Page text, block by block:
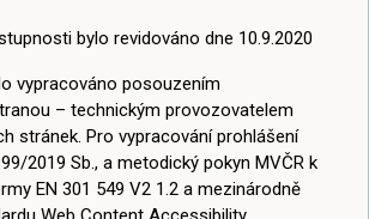
bylo revidováno dne 10.9.2020
vypracováno posouzením
– technickým provozovatelem
stránek. Pro vypracování prohlášení
2019 Sb., a metodický pokyn MVČR k
EN 301 549 V2 1.2 a mezinárodně